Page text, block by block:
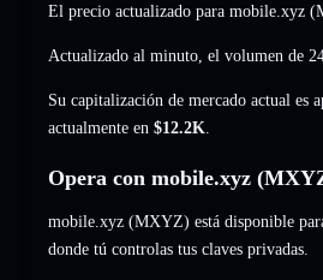
El precio actualizado para mobile.xyz
Actualizado al minuto, el volumen de
Su capitalización de mercado actual es
actualmente en $12.2K
Opera con mobile.xyz
mobile.xyz (MXYZ) está disponible
donde tú controlas tus claves privadas.